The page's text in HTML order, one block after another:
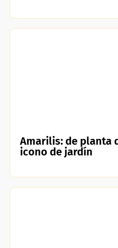
Amarilis: de planta
icono de jardín